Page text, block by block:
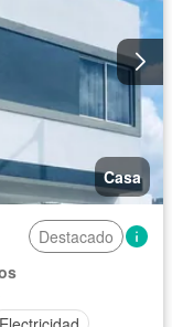
Casa
Destacado